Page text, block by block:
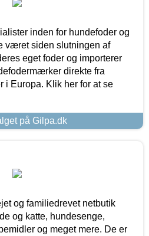
inden for hundefoder og
været siden slutningen af
eget foder og importerer
direkte fra
i Europa. Klik her for at se
på Gilpa.dk
og familiedrevet netbutik
og katte, hundesenge,
og meget mere. De er